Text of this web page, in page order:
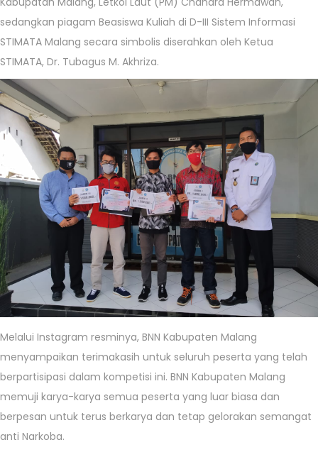
sedangkan piagam Beasiswa Kuliah di D-III Sistem Informasi
STIMATA Malang secara simbolis diserahkan oleh Ketua
STIMATA, Dr. Tubagus M. Akhriza.
Melalui Instagram resminya, BNN Kabupaten Malang
menyampaikan terimakasih untuk seluruh peserta yang telah
berpartisipasi dalam kompetisi ini. BNN Kabupaten Malang
memuji karya-karya semua peserta yang luar biasa dan
berpesan untuk terus berkarya dan tetap gelorakan semangat
anti Narkoba.